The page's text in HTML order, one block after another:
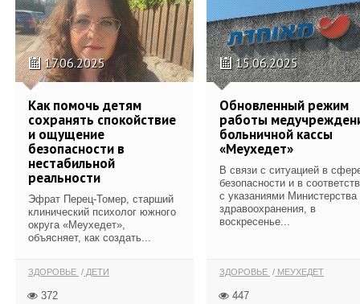
17.06.2025
Как помочь детям
сохранять спокойствие
и ощущение
безопасности в
нестабильной
реальности
Эфрат Перец-Томер, старший
клинический психолог южного
округа «Меухедет»,
объясняет, как создать...
ЗДОРОВЬЕ ДЕТИ
372
15.06.2025
Обновленный режим
работы
больничной кассы
«Меухедет»
В связи с ситуацией в
безопасности и в
с указаниями Министерства
здравоохранения, в
воскресенье...
ЗДОРОВЬЕ МЕУХЕДЕТ
447